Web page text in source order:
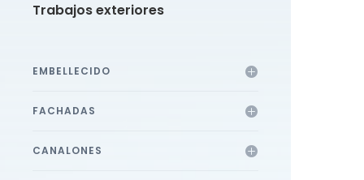
Trabajos exteriores
EMBELLECIDO
FACHADAS
CANALONES